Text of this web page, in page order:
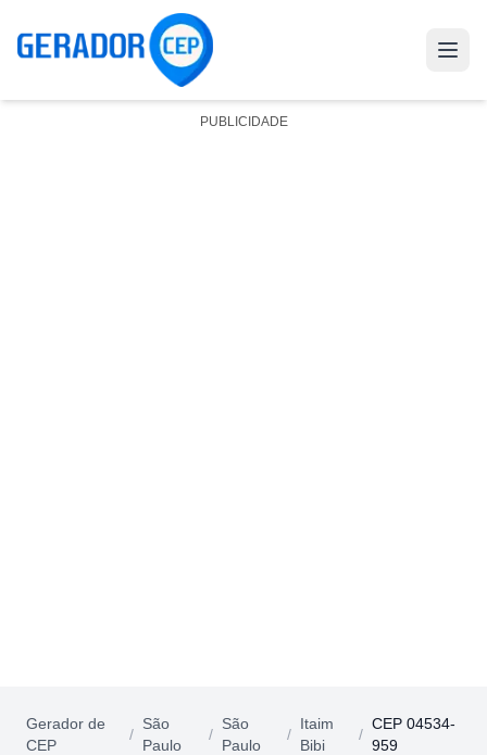
PUBLICIDADE
Gerador de
CEP
/
São
Paulo
/
São
Paulo
/
Itaim
Bibi
/
CEP 04534-
959